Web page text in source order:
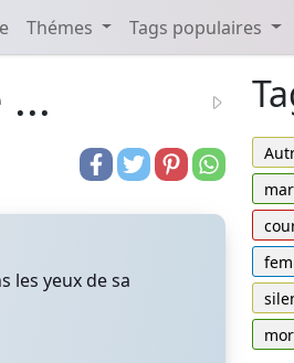
Thémes Tags populaires
les yeux de sa